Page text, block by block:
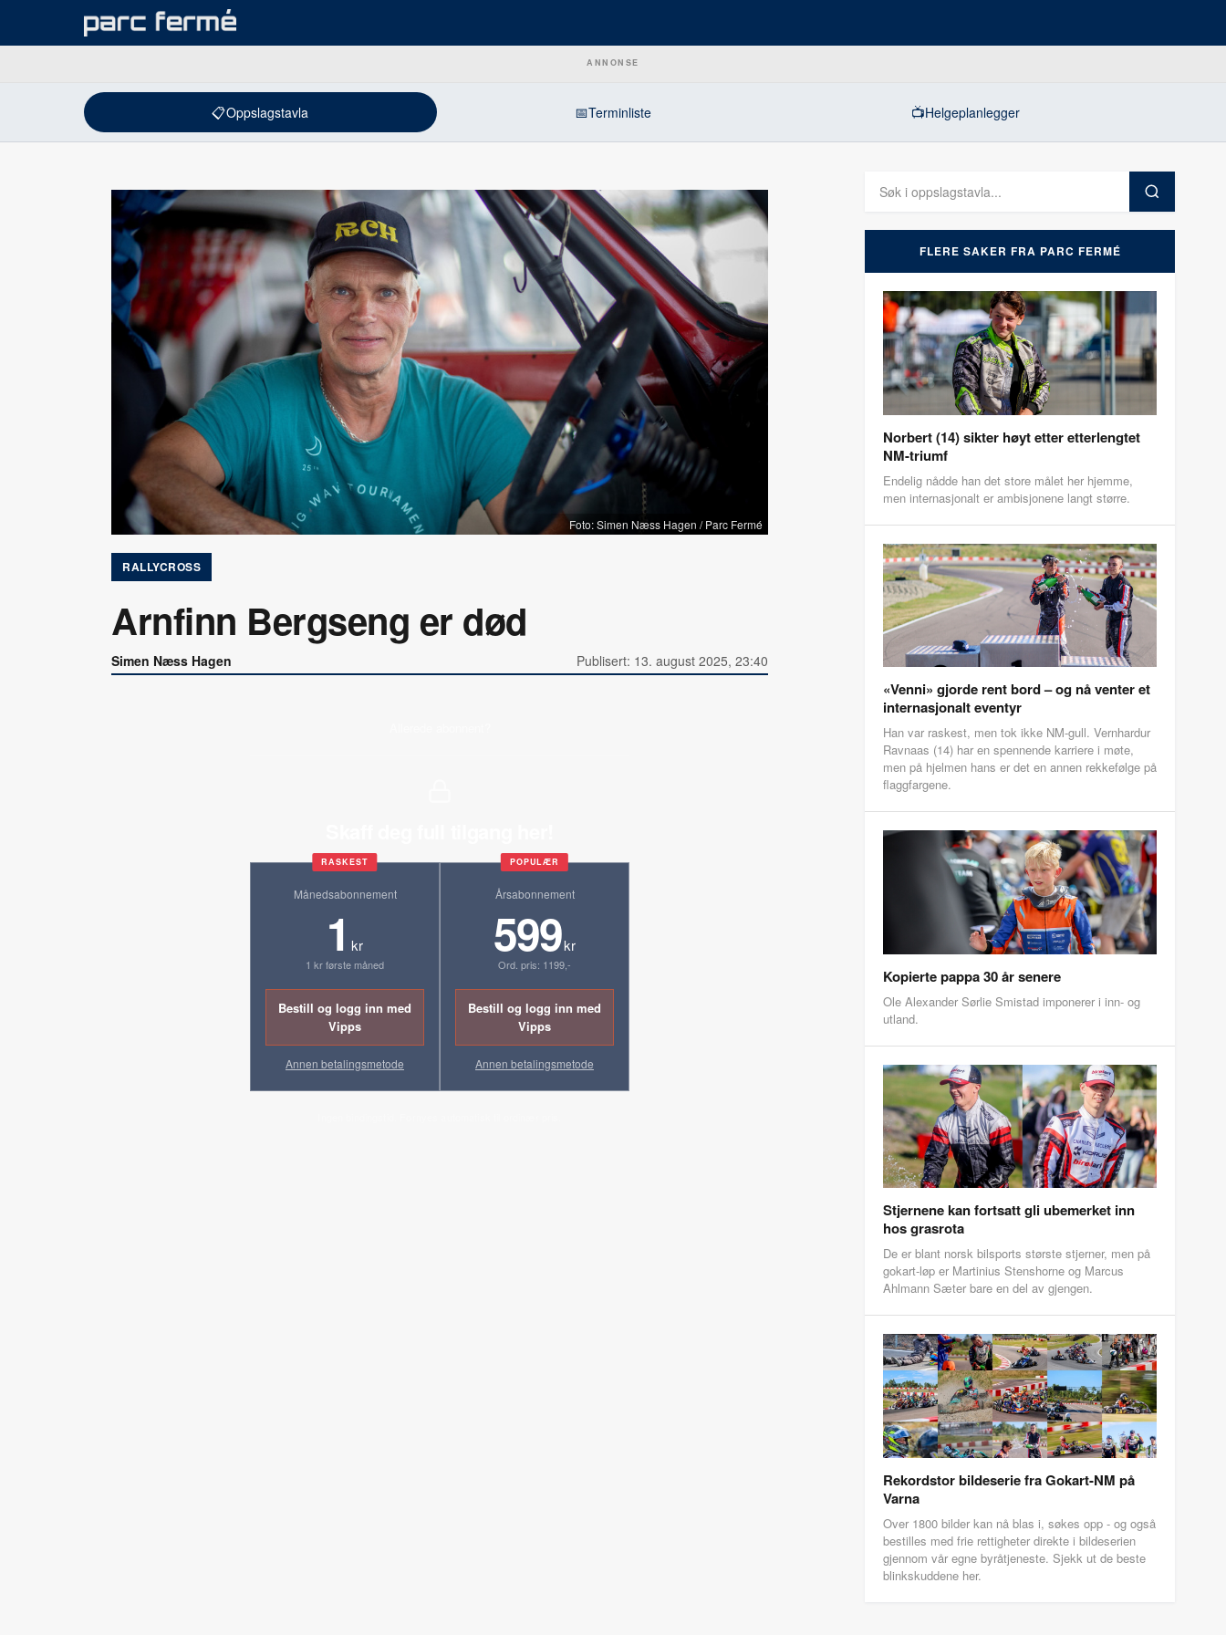
ANNONSE
📋Oppslagstavla 📅Terminliste 📺Helgeplanlegger
Foto: Simen Næss Hagen / Parc Fermé
RALLYCROSS
Arnfinn Bergseng er død
Simen Næss Hagen Publisert: 13. august 2025, 23:40
RASKEST
Månedsabonnement
1 kr
1 kr første måned
Bestill og logg inn med
Vipps
Annen betalingsmetode
POPULÆR
Årsabonnement
599kr
Ord. pris: 1199,-
Bestill og logg inn med
Vipps
Annen betalingsmetode
FLERE SAKER FRA PARC FERMÉ
Norbert (14) sikter høyt etter etterlengtet
NM-triumf
Endelig nådde han det store målet her hjemme,
men internasjonalt er ambisjonene langt større.
«Venni» gjorde rent bord – og nå venter et
internasjonalt eventyr
Han var raskest, men tok ikke NM-gull. Vernhardur
Ravnaas (14) har en spennende karriere i møte,
men på hjelmen hans er det en annen rekkefølge på
flaggfargene.
Kopierte pappa 30 år senere
Ole Alexander Sørlie Smistad imponerer i inn- og
utland.
Stjernene kan fortsatt gli ubemerket inn
hos grasrota
De er blant norsk bilsports største stjerner, men på
gokart-løp er Martinius Stenshorne og Marcus
Ahlmann Sæter bare en del av gjengen.
Rekordstor bildeserie fra Gokart-NM på
Varna
Over 1800 bilder kan nå blas i, søkes opp - og også
bestilles med frie rettigheter direkte i bildeserien
gjennom vår egne byråtjeneste. Sjekk ut de beste
blinkskuddene her.